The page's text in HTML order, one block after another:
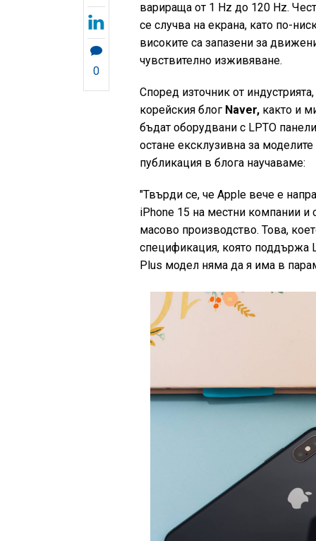
0
варираща от 1 Hz до 120 Hz.
се случва на екрана, като по-
високите са запазени за
чувствително изживяване.
Според източник от
корейския блог Naver, както и
бъдат оборудвани с LPTO
остане ексклузивна за
публикация в блога научаваме:
"Твърди се, че Apple вече е
iPhone 15 на местни компании и
масово производство. Това,
спецификация, която поддържа
Plus модел няма да я има в